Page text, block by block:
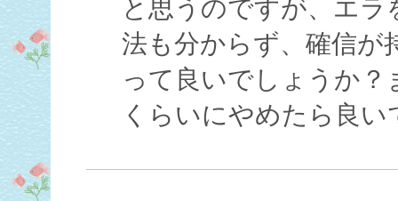
と思うのですが、エ
法も分からず、確信が
って良いでしょうか
くらいにやめたら良い